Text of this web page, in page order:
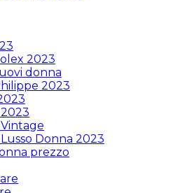
2023
donna
2023
Donna 2023
prezzo